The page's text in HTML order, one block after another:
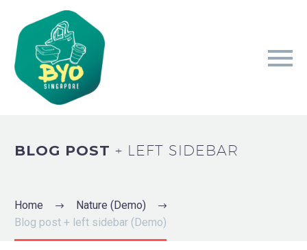
BLOG POST+ LEFT SIDEBAR
Home
Nature (Demo)
Blog post + left sidebar (Demo)